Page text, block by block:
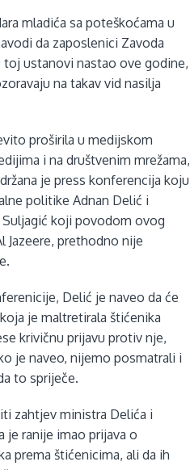
mladića sa poteškoćama u
da zaposlenici Zavoda
toj ustanovi nastao ove godine,
na takav vid nasilja
proširila u medijskom
i na društvenim mrežama,
je press konferencija koju
politike Adnan Delić i
Suljagić koji povodom ovog
Jazeere, prethodno nije
Delić je naveo da će
je maltretirala štićenika
krivičnu prijavu protiv nje,
je naveo, nijemo posmatrali i
to spriječe.
zahtjev ministra Delića i
je ranije imao prijava o
prema štićenicima, ali da ih